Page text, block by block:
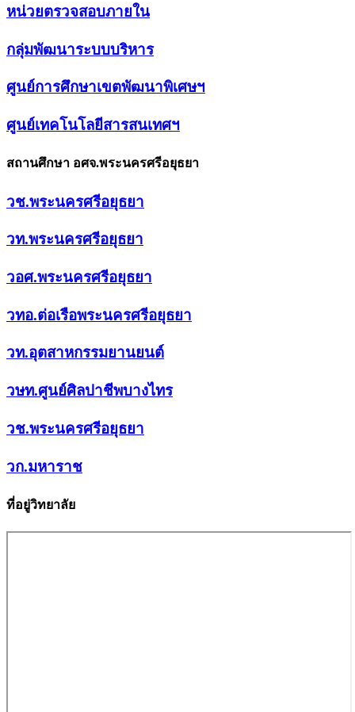
หน่วยตรวจสอบภายใน
กลุ่มพัฒนาระบบบริหาร
ศูนย์การศึกษาเขตพัฒนาพิเศษฯ
ศูนย์เทคโนโลยีสารสนเทศฯ
สถานศึกษา อศจ.พระนครศรีอยุธยา
วช.พระนครศรีอยุธยา
วท.พระนครศรีอยุธยา
วอศ.พระนครศรีอยุธยา
วทอ.ต่อเรือพระนครศรีอยุธยา
วท.อุตสาหกรรมยานยนต์
วษท.ศูนย์ศิลปาชีพบางไทร
วช.พระนครศรีอยุธยา
วก.มหาราช
ที่อยู่วิทยาลัย